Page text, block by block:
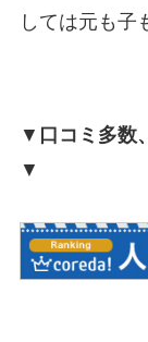
しては元も子
▼ 口コミ多数
▼